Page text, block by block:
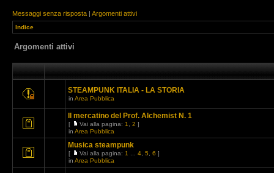
Messaggi senza risposta | Argomenti attivi
Indice
Argomenti attivi
STEAMPUNK ITALIA - LA STORIA
in Area Pubblica
Il mercatino del Prof. Alchemist N. 1
[ Vai alla pagina: 1 2 ]
in Area Pubblica
Musica steampunk
[ Vai alla pagina: 1 4 5 6 ]
in Area Pubblica